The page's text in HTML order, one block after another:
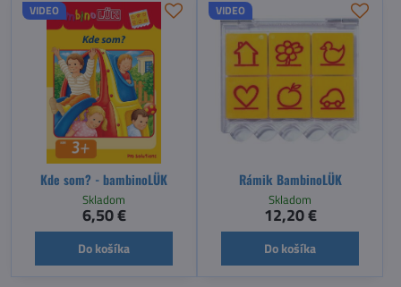
VIDEO
Kde som? - bambinoLÜK
Skladom
6,50 €
Do košíka
VIDEO
Rámik BambinoLÜK
Skladom
12,20 €
Do košíka